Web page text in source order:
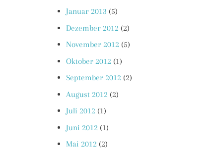
Januar 2013 (5)
Dezember 2012 (2)
November 2012 (5)
Oktober 2012 (1)
September 2012 (2)
August 2012 (2)
Juli 2012 (1)
Juni 2012 (1)
Mai 2012 (2)